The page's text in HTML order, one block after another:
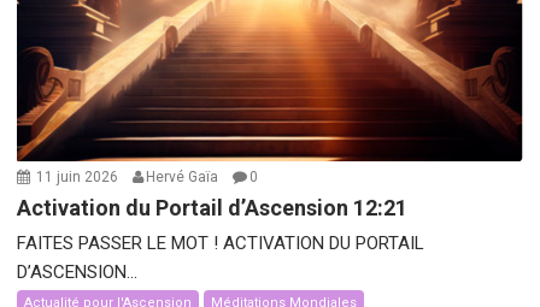
11 juin 2026 Hervé Gaïa 0
Activation du Portail d’Ascension 12:21
FAITES PASSER LE MOT ! ACTIVATION DU PORTAIL
D’ASCENSION...
Actualité pour l'Ascension Méditations Mondiales